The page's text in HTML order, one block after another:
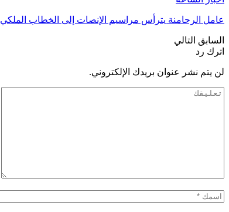
عامل الرحامنة يترأس مراسيم الإنصات إلى الخطاب الملكي
السابق التالي
اترك رد
لن يتم نشر عنوان بريدك الإلكتروني.